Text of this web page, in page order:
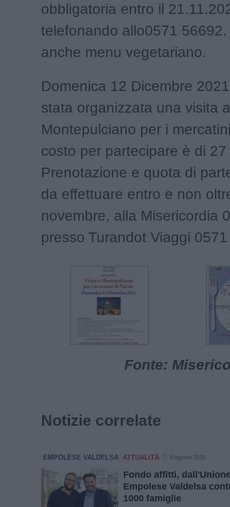
obbligatoria entro il
telefonando allo0571
anche menu vegetariano.
Domenica 12 Dicembre
stata organizzata una visita a
Montepulciano per i
costo per partecipare è di
Prenotazione e quota di
da effettuare entro e non
novembre, alla Misericordia
presso Turandot Viaggi
Fonte:
Notizie correlate
EMPOLESE VALDELSA ATTUALITÀ 8 Agosto 2026
Fondo affitti,
Empolese Valdelsa
1000 famiglie